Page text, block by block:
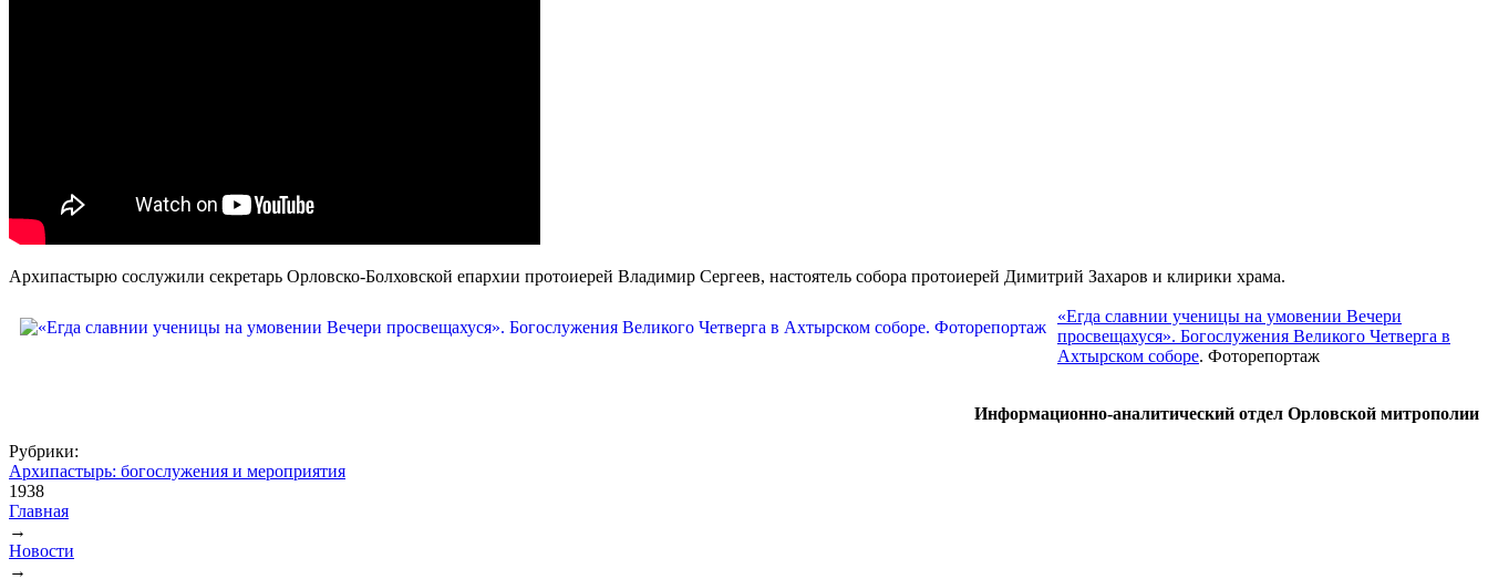
Архипастырю сослужили секретарь Орловско-Болховской епархии протоиерей Владимир Сергеев, настоятель собора протоиерей Димитрий Захаров и клирики храма.
«Егда славнии ученицы на умовении Вечери
просвещахуся». Богослужения Великого Четверга в
Ахтырском соборе. Фоторепортаж
Информационно-аналитический отдел Орловской митрополии
Рубрики:
Архипастырь: богослужения и мероприятия
1938
Вы здесь
Главная
→
Новости
→